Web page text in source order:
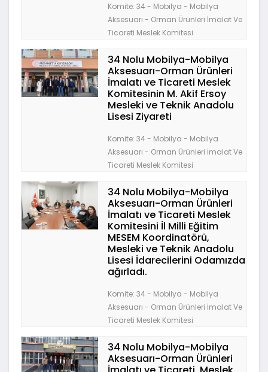
Komite: 34 - Mobilya - Mobilya
Aksesuarı - Orman Ürünleri İmalat Ve
Ticareti Meslek Komitesi
34 Nolu Mobilya-Mobilya
Aksesuarı-Orman Ürünleri
İmalatı ve Ticareti Meslek
Komitesinin M. Akif Ersoy
Mesleki ve Teknik Anadolu
Lisesi Ziyareti
Komite: 34 - Mobilya - Mobilya
Aksesuarı - Orman Ürünleri İmalat Ve
Ticareti Meslek Komitesi
34 Nolu Mobilya-Mobilya
Aksesuarı-Orman Ürünleri
İmalatı ve Ticareti Meslek
Komitesini İl Milli Eğitim
MESEM Koordinatörü,
Mesleki ve Teknik Anadolu
Lisesi İdarecilerini Odamızda
ağırladı.
Komite: 34 - Mobilya - Mobilya
Aksesuarı - Orman Ürünleri İmalat Ve
Ticareti Meslek Komitesi
34 Nolu Mobilya-Mobilya
Aksesuarı-Orman Ürünleri